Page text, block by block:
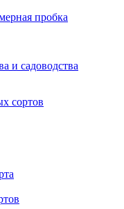
пробка
и садоводства
сортов